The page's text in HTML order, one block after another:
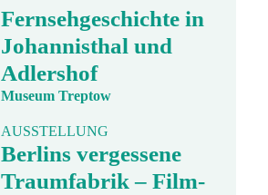
Fernsehgeschichte in
Johannisthal und
Adlershof
Museum Treptow
AUSSTELLUNG
Berlins vergessene
Traumfabrik – Film-